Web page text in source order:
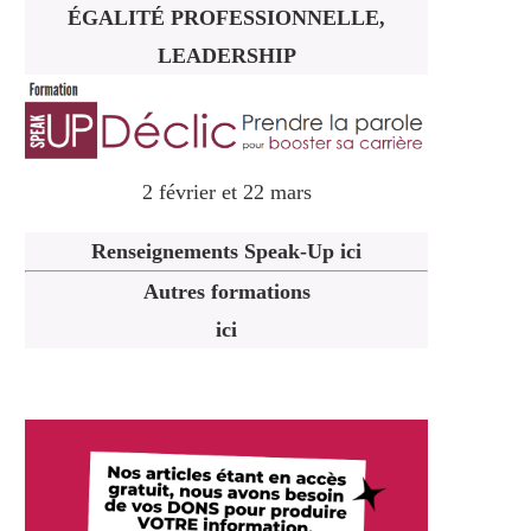
ÉGALITÉ PROFESSIONNELLE,
LEADERSHIP
2 février et 22 mars
Renseignements Speak-Up ici
Autres formations
ici